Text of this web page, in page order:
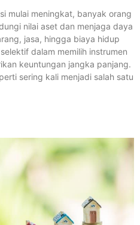
mulai meningkat, banyak orang
nilai aset dan menjaga daya
jasa, hingga biaya hidup
dalam memilih instrumen
keuntungan jangka panjang.
sering kali menjadi salah satu